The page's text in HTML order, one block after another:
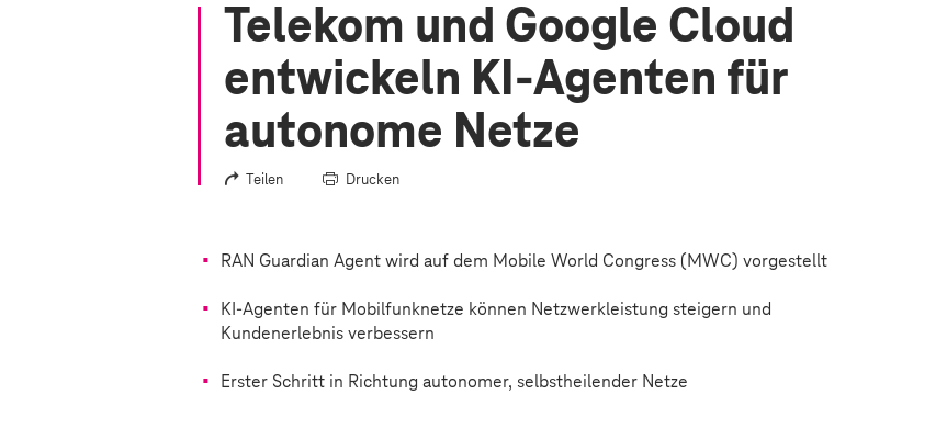
Telekom und Google Cloud
entwickeln KI-Agenten für
autonome Netze
Teilen Drucken
RAN Guardian Agent wird auf dem Mobile World Congress (MWC) vorgestellt
KI-Agenten für Mobilfunknetze können Netzwerkleistung steigern und
Kundenerlebnis verbessern
Erster Schritt in Richtung autonomer, selbstheilender Netze